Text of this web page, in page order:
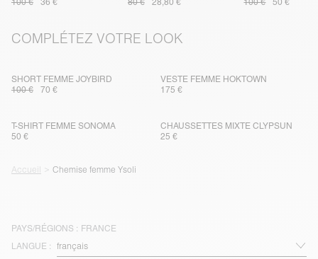
100 €
36 €
80 €
28,80 €
100 €
50 €
COMPLÉTEZ VOTRE LOOK
SHORT FEMME JOYBIRD
100 €
70 €
VESTE FEMME HOKTOWN
175 €
T-SHIRT FEMME SONOMA
50 €
CHAUSSETTES MIXTE CLYPSUN
25 €
Accueil Chemise femme Ysoli
PAYS/RÉGIONS : FRANCE
LANGUE :